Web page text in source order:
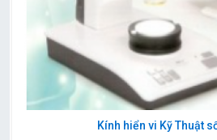
Kính hiển vi Kỹ Thuật